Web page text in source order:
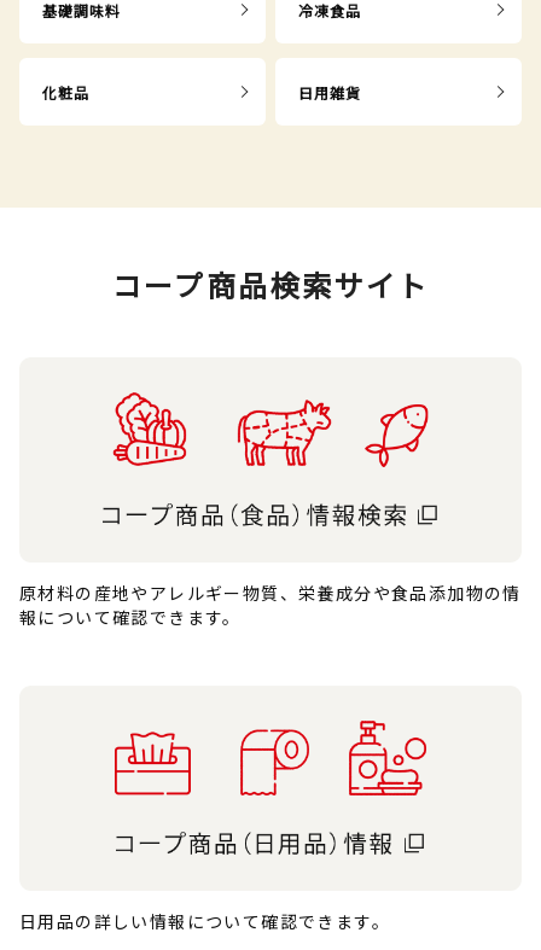
基礎調味料 冷凍食品
化粧品 日用雑貨
コープ商品検索サイト
原材料の産地やアレルギー物質、栄養成分や食品添加物の情
報について確認できます。
日用品の詳しい情報について確認できます。